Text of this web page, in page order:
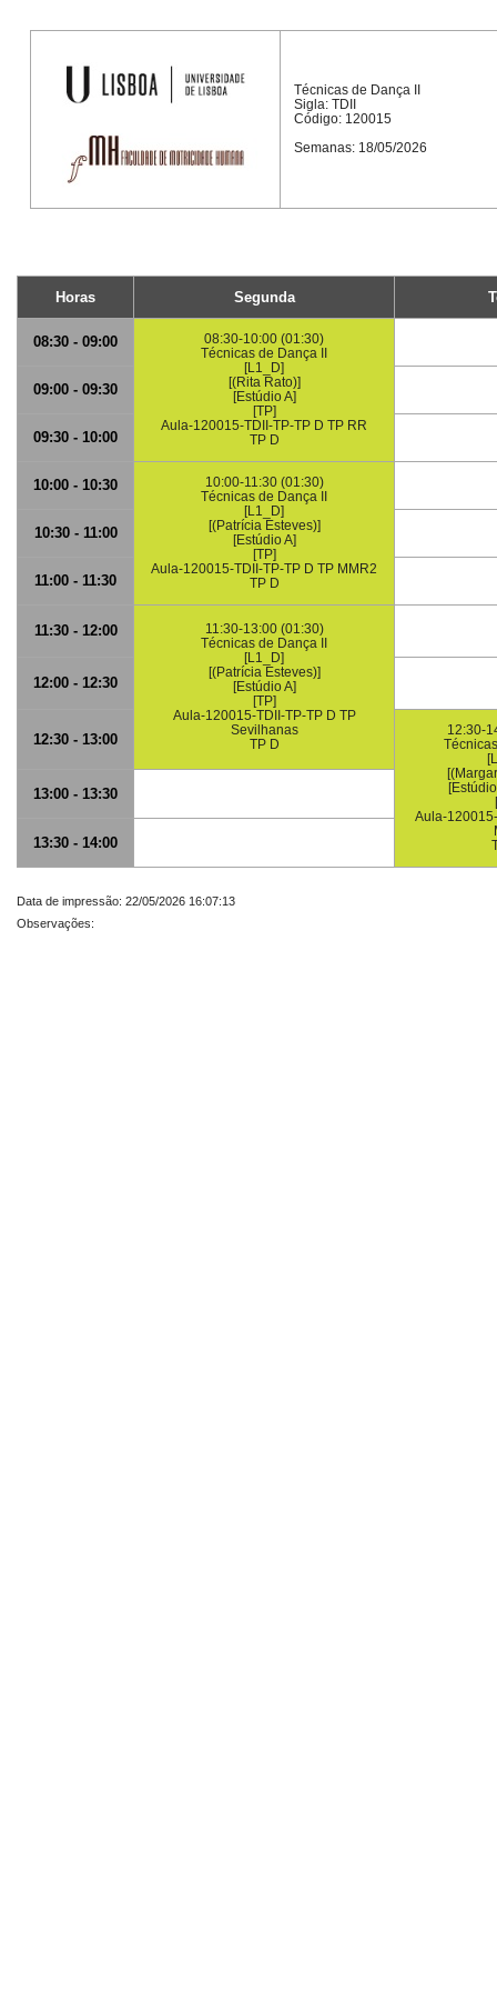
Técnicas de Dança II
Sigla: TDII
Código: 120015
Semanas: 18/05/2026
Horas Segunda
08:30 - 09:00
08:30-10:00 (01:30)
Técnicas de Dança II
[L1_D]
[(Rita Rato)]
[Estúdio A]
[TP]
Aula-120015-TDII-TP-TP D TP RR
TP D
09:00 - 09:30
09:30 - 10:00
10:00 - 10:30
10:00-11:30 (01:30)
Técnicas de Dança II
[L1_D]
[(Patrícia Esteves)]
[Estúdio A]
[TP]
Aula-120015-TDII-TP-TP D TP MMR2
TP D
10:30 - 11:00
11:00 - 11:30
11:30 - 12:00
11:30-13:00 (01:30)
Técnicas de Dança II
[L1_D]
[(Patrícia Esteves)]
[Estúdio A]
[TP]
Aula-120015-TDII-TP-TP D TP
Sevilhanas
TP D
12:00 - 12:30
12:30 - 13:00
12:30-
Aula-
13:00 - 13:30
13:30 - 14:00
Data de impressão: 22/05/2026 16:07:13
Observações: